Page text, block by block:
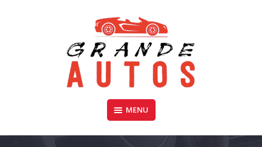
GRANDE AUTOS CHILE
Compra y Venta de Autos Usados, Camionetas, y SUV
MENU